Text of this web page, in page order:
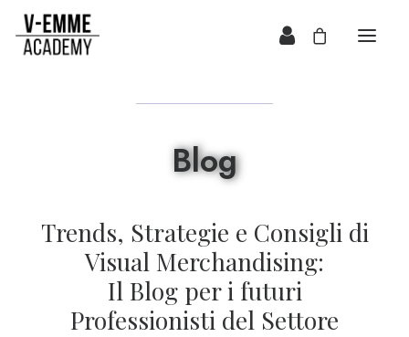
Blog
Trends, Strategie e Consigli di
Visual Merchandising:
Il Blog per i futuri
Professionisti del Settore